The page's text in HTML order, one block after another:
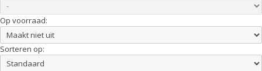
Op voorraad:
Sorteren op: